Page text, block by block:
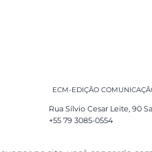
ECM-EDIÇÃO
Rua Sílvio Cesar Leite, 90
+55 79 3085-0554